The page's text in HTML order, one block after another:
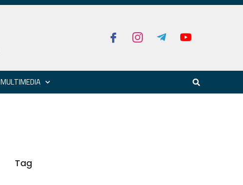
MULTIMEDIA
Tag